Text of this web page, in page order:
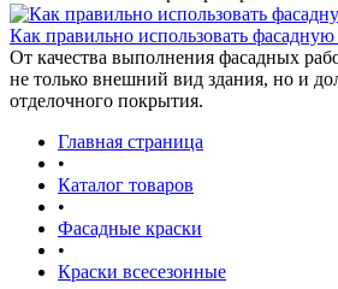
Как правильно использовать фасадную
От качества выполнения фасадных
не только внешний вид здания, но и
отделочного покрытия.
Главная страница
•
Каталог товаров
•
Фасадные краски
•
Краски всесезонные